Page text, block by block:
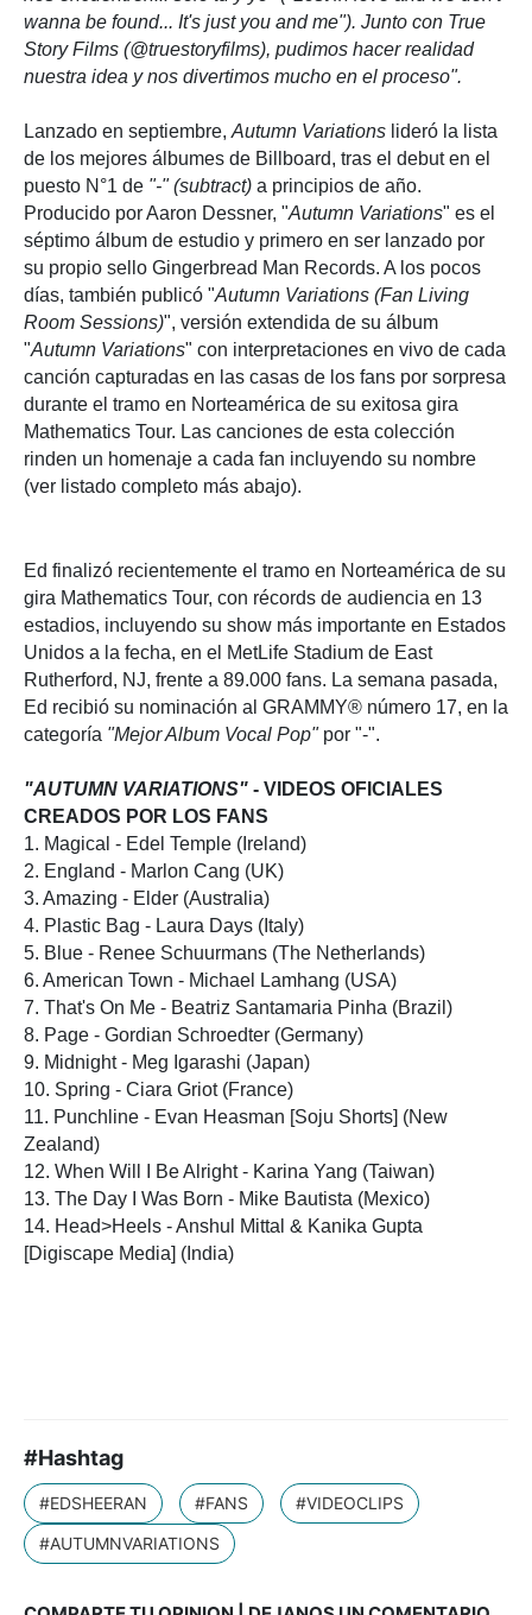
wanna be found... It's just you and me"). Junto con True
Story Films (@truestoryfilms), pudimos hacer realidad
nuestra idea y nos divertimos mucho en el proceso".
Lanzado en septiembre, Autumn Variations lideró la lista
de los mejores álbumes de Billboard, tras el debut en el
puesto N°1 de "-" (subtract) a principios de año.
Producido por Aaron Dessner, "Autumn Variations" es el
séptimo álbum de estudio y primero en ser lanzado por
su propio sello Gingerbread Man Records. A los pocos
días, también publicó "Autumn Variations (Fan Living
Room Sessions)", versión extendida de su álbum
"Autumn Variations" con interpretaciones en vivo de cada
canción capturadas en las casas de los fans por sorpresa
durante el tramo en Norteamérica de su exitosa gira
Mathematics Tour. Las canciones de esta colección
rinden un homenaje a cada fan incluyendo su nombre
(ver listado completo más abajo).
Ed finalizó recientemente el tramo en Norteamérica de su
gira Mathematics Tour, con récords de audiencia en 13
estadios, incluyendo su show más importante en Estados
Unidos a la fecha, en el MetLife Stadium de East
Rutherford, NJ, frente a 89.000 fans. La semana pasada,
Ed recibió su nominación al GRAMMY® número 17, en la
categoría "Mejor Album Vocal Pop"por "-".
"AUTUMN VARIATIONS" - VIDEOS OFICIALES
CREADOS POR LOS FANS
1. Magical - Edel Temple (Ireland)
2. England - Marlon Cang (UK)
3. Amazing - Elder (Australia)
4. Plastic Bag - Laura Days (Italy)
5. Blue - Renee Schuurmans (The Netherlands)
6. American Town - Michael Lamhang (USA)
7. That's On Me - Beatriz Santamaria Pinha (Brazil)
8. Page - Gordian Schroedter (Germany)
9. Midnight - Meg Igarashi (Japan)
10. Spring - Ciara Griot (France)
11. Punchline - Evan Heasman [Soju Shorts] (New
Zealand)
12. When Will I Be Alright - Karina Yang (Taiwan)
13. The Day I Was Born - Mike Bautista (Mexico)
14. Head>Heels - Anshul Mittal & Kanika Gupta
[Digiscape Media] (India)
#Hashtag
#EDSHEERAN #FANS
#VIDEOCLIPS
#AUTUMNVARIATIONS